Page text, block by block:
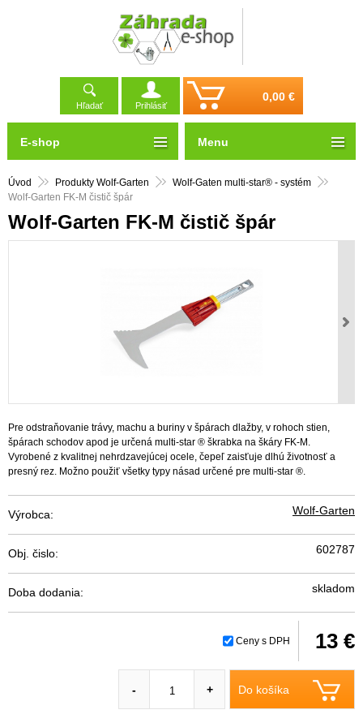
Hľadať Prihlásiť
0,00 €
Úvod Produkty Wolf-Garten
Wolf-Gaten multi-star® - systém
Wolf-Garten FK-M čistič špár
Wolf-Garten FK-M čistič špár
Pre odstraňovanie trávy, machu a buriny v špárach dlažby, v rohoch stien,
špárach schodov apod je určená multi-star ® škrabka na škáry FK-M.
Vyrobené z kvalitnej nehrdzavejúcej ocele, čepeľ zaisťuje dlhú životnosť a
presný rez. Možno použiť všetky typy násad určené pre multi-star ®.
Výrobca: Wolf-Garten
Obj. čislo: 602787
Doba dodania: skladom
Ceny s DPH 13 €
Do košíka
- +
E-shop Menu